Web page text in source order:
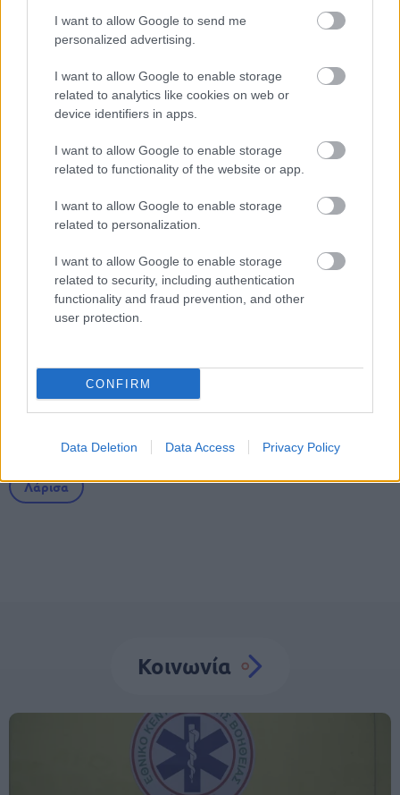
I want to allow Google to send me
personalized advertising.
I want to allow Google to enable storage
related to analytics like cookies on web or
device identifiers in apps.
I want to allow Google to enable storage
related to functionality of the website or app.
I want to allow Google to enable storage
related to personalization.
I want to allow Google to enable storage
related to security, including authentication
functionality and fraud prevention, and other
user protection.
CONFIRM
Data Deletion Data Access Privacy Policy
ΕΟΠΥΥ: Επίδομα έως 150 ευρώ – Ποιοι
ασφαλισμένοι το δικαιούνται
Τι σημαίνει η λέξη «ρίψασπις»
Προσλήψεις σε σχολεία: 1.116 θέσεις
εργασίας με απολυτήριο γυμνασίου
Τι σημαίνει η λέξη «ευκτός»
Tags
Θάνατος Δολοφονία Δικαστήρια
Λάρισα
Κοινωνία